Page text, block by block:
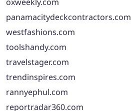
panamacitydeckcontractors.com
westfashions.com
toolshandy.com
travelstager.com
trendinspires.com
rannyephul.com
reportradar360.com